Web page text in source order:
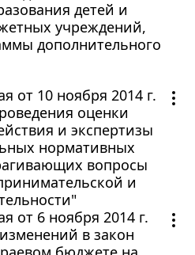
детей и
учреждений,
дополнительного
от 10 ноября 2014 г.
оценки
и экспертизы
нормативных
вопросы
и
от 6 ноября 2014 г.
в закон